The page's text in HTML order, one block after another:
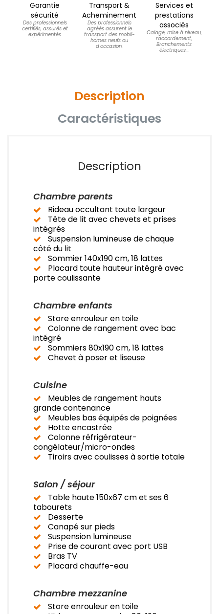
Garantie
sécurité
Des professionnels
certifiés, assurés et
expérimentés
Transport &
Acheminement
Des professionnels
agréés assurent le
transport des mobil-
homes neufs ou
d'occasion.
Services et
prestations
associés
Calage, mise à niveau,
raccordement,
Branchements
électriques...
Description
Caractéristiques
Description
Chambre parents
Rideau occultant toute largeur
Tête de lit avec chevets et prises
intégrés
Suspension lumineuse de chaque
côté du lit
Sommier 140x190 cm, 18 lattes
Placard toute hauteur intégré avec
porte coulissante
Chambre enfants
Store enrouleur en toile
Colonne de rangement avec bac
intégré
Sommiers 80x190 cm, 18 lattes
Chevet à poser et liseuse
Cuisine
Meubles de rangement hauts
grande contenance
Meubles bas équipés de poignées
Hotte encastrée
Colonne réfrigérateur-
congélateur/micro-ondes
Tiroirs avec coulisses à sortie totale
Salon / séjour
Table haute 150x67 cm et ses 6
tabourets
Desserte
Canapé sur pieds
Suspension lumineuse
Prise de courant avec port USB
Bras TV
Placard chauffe-eau
Chambre mezzanine
Store enrouleur en toile